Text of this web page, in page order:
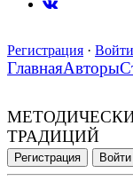
Регистрация · Войти
ГлавнаяАвторы
ТРАДИЦИЙ
Регистрация Войти